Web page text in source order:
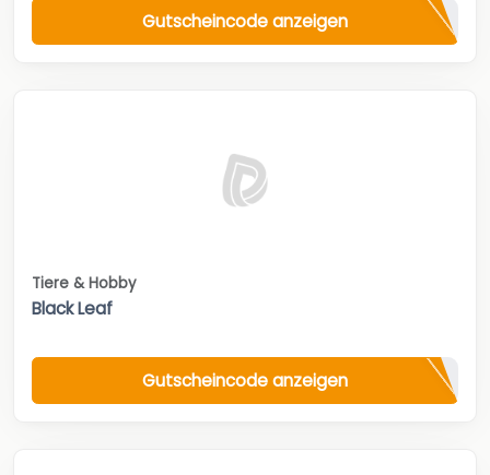
Gutscheincode anzeigen
Tiere & Hobby
Black Leaf
Gutscheincode anzeigen